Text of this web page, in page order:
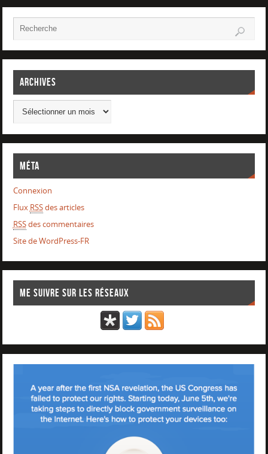
Archives
Méta
Connexion
Flux RSSdes articles
RSSdes commentaires
Site de WordPress-FR
Me suivre sur les réseaux